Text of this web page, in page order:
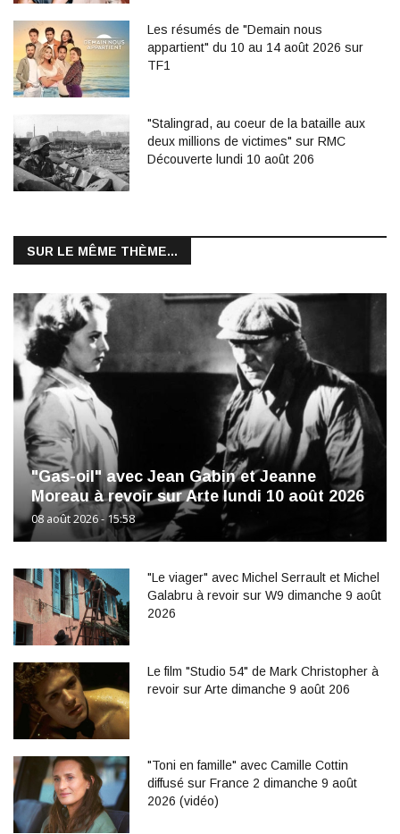
Les résumés de "Demain nous
appartient" du 10 au 14 août 2026 sur
TF1
"Stalingrad, au coeur de la bataille aux
deux millions de victimes" sur RMC
Découverte lundi 10 août 206
SUR LE MÊME THÈME...
"Gas-oil" avec Jean Gabin et Jeanne
Moreau à revoir sur Arte lundi 10 août 2026
08 août 2026 - 15:58
"Le viager" avec Michel Serrault et Michel
Galabru à revoir sur W9 dimanche 9 août
2026
Le film "Studio 54" de Mark Christopher à
revoir sur Arte dimanche 9 août 206
"Toni en famille" avec Camille Cottin
diffusé sur France 2 dimanche 9 août
2026 (vidéo)